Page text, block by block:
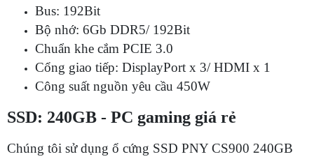
Bus: 192Bit
Bộ nhớ: 6Gb DDR5/ 192Bit
Chuẩn khe cắm PCIE 3.0
Cổng giao tiếp: DisplayPort x 3/ HDMI x 1
Công suất nguồn yêu cầu 450W
SSD: 240GB - PC gaming giá rẻ
Chúng tôi sử dụng ổ cứng SSD PNY CS900 240GB